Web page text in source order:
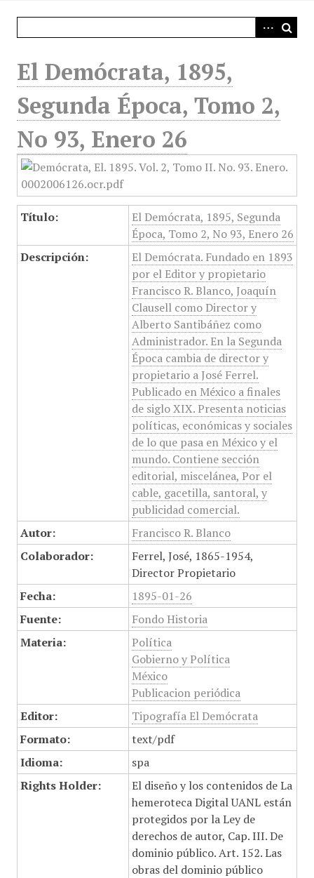
El Demócrata, 1895,
Segunda Época, Tomo 2,
No 93, Enero 26
Título:
El Demócrata, 1895, Segunda
Época, Tomo 2, No 93, Enero 26
Descripción:
El Demócrata. Fundado en 1893
por el Editor y propietario
Francisco R. Blanco, Joaquín
Clausell como Director y
Alberto Santibáñez como
Administrador. En la Segunda
Época cambia de director y
propietario a José Ferrel.
Publicado en México a finales
de siglo XIX. Presenta noticias
políticas, económicas y sociales
de lo que pasa en México y el
mundo. Contiene sección
editorial, miscelánea, Por el
cable, gacetilla, santoral, y
publicidad comercial.
Autor:
Francisco R. Blanco
Colaborador:
Ferrel, José, 1865-1954,
Director Propietario
Fecha:
1895-01-26
Fuente:
Fondo Historia
Materia:
Política
Gobierno y Política
México
Publicacion periódica
Editor:
Tipografía El Demócrata
Formato:
text/pdf
Idioma:
spa
Rights Holder:
El diseño y los contenidos de La
hemeroteca Digital UANL están
protegidos por la Ley de
derechos de autor, Cap. III. De
dominio público. Art. 152. Las
obras del dominio público